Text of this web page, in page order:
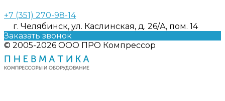
+7 (351) 270-98-14
г. Челябинск, ул. Каслинская, д. 26/А, пом. 14
Заказать звонок
© 2005-2026 ООО ПРО Компрессор